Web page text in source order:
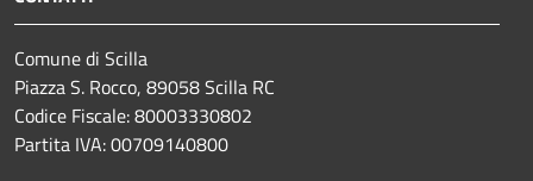
Comune di Scilla
Piazza S. Rocco, 89058 Scilla RC
Codice Fiscale: 80003330802
Partita IVA: 00709140800